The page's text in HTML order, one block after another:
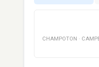
CHAMPOTON ·